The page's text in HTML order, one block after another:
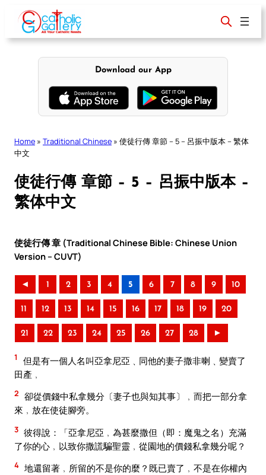
content
Download our App
Home » Traditional Chinese » 使徒行傳 章節 – 5 – 呂振中版本 – 繁体
中文
使徒行傳 章節 – 5 – 呂振中版本 –
繁体中文
使徒行傳 章 (Traditional Chinese Bible: Chinese Union
Version – CUVT)
◄ 1 2 3 4 5 6 7 8 9 10
11 12 13 14 15 16 17 18 19 20
21 22 23 24 25 26 27 28 ►
1
但是有一個人名叫亞拿尼亞﹑同他的妻子撒非喇﹑變賣了
田產﹐
2 卻從價錢中私拿幾分〔妻子也與知其事〕﹐而把一部分拿
來﹐放在使徒腳旁。
3 彼得說：「亞拿尼亞﹐為甚麼撒但（即：魔鬼之名）充滿
了你的心﹐以致你撒謊騙聖靈﹐從園地的價錢私拿幾分呢？
4 地還留著﹐所留的不是你的麼？既已賣了﹐不是在你權內